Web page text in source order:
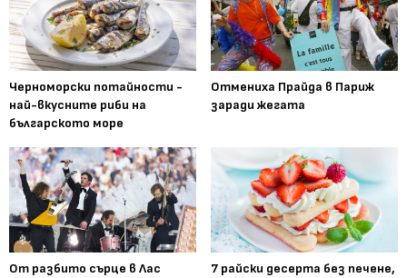
Черноморски потайности -
най-вкусните риби на
българското море
Отмениха Прайда в Париж
заради жегата
От разбито сърце в Лас
7 райски десерта без печене,